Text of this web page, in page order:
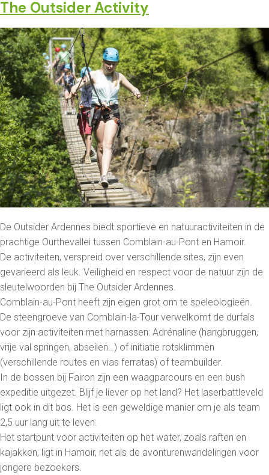
The Outsider Activity
De Outsider Ardennes biedt sportieve en natuuractiviteiten in de
prachtige Ourthevallei tussen Comblain-au-Pont en Hamoir.
De activiteiten, verspreid over verschillende sites, zijn even
gevarieerd als leuk. Veiligheid en respect voor de natuur zijn de
sleutelwoorden bij The Outsider Ardennes.
Comblain-au-Pont heeft zijn eigen grot om te speleologieën.
De steengroeve van Comblain-la-Tour verwelkomt de durfals
voor zijn activiteiten met harnassen: Adrénaline (hangbruggen,
vrije val springen, abseilen…) of initiatie rotsklimmen
(verschillende routes en vias ferratas) of teambuilder.
In de bossen bij Fairon zijn een waagparcours en een bush
expeditie uitgezet. Blijf je liever op het land? Het laserbattleveld
ligt ook in dit bos. Het is een geweldige manier om je als team
2,5 uur lang uit te leven.
Het startpunt voor activiteiten op het water, zoals raften en
kajakken, ligt in Hamoir, net als de avonturenwandelingen voor
jongere bezoekers.